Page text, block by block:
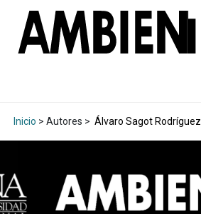
Inicio > Autores > Álvaro Sagot Rodríguez